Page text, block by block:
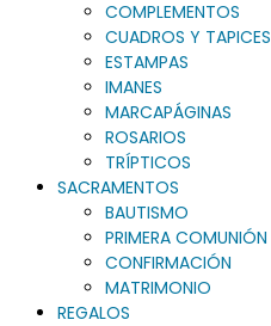
COMPLEMENTOS
CUADROS Y TAPICES
ESTAMPAS
IMANES
MARCAPÁGINAS
ROSARIOS
TRÍPTICOS
SACRAMENTOS
BAUTISMO
PRIMERA COMUNIÓN
CONFIRMACIÓN
MATRIMONIO
REGALOS